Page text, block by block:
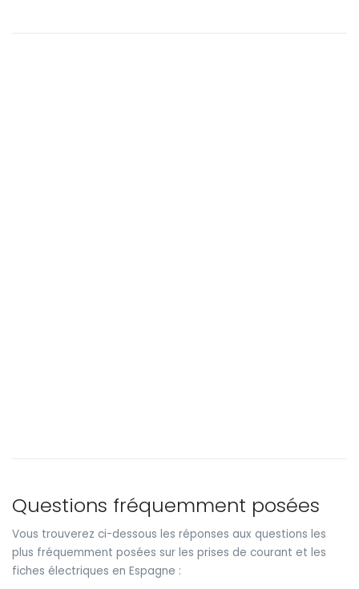
Questions fréquemment posées
Vous trouverez ci-dessous les réponses aux questions les
plus fréquemment posées sur les prises de courant et les
fiches électriques en Espagne :